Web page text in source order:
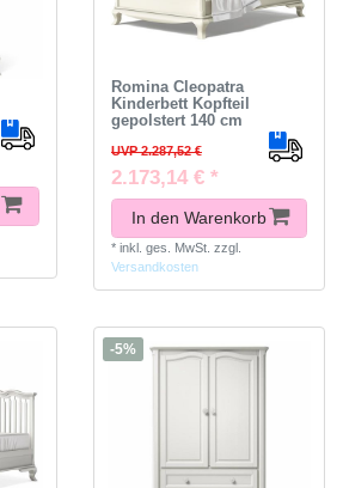
Romina Cleopatra
Kinderbett Kopfteil
gepolstert 140 cm
UVP 2.287,52 €
2.173,14 € *
In den Warenkorb
* inkl. ges. MwSt. zzgl.
Versandkosten
-5%